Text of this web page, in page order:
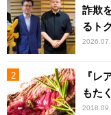
詐欺
るト
『レ
もた